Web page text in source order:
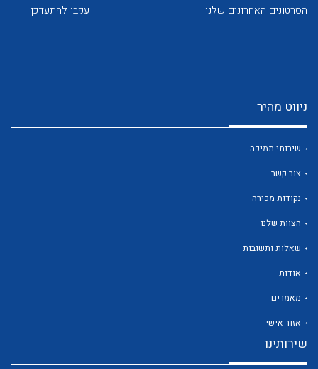
הסרטונים האחרונים שלנו עקבו להתעדכן
ניווט מהיר
שירותי תמיכה
צור קשר
נקודות מכירה
הצוות שלנו
שאלות ותשובות
אודות
מאמרים
אזור אישי
שירותינו